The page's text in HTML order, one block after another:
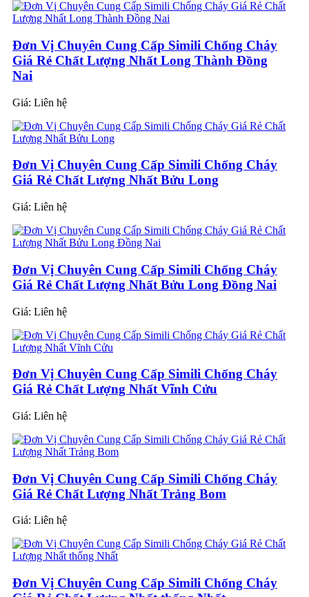
Đơn Vị Chuyên Cung Cấp Simili Chống Cháy
Giá Rẻ Chất Lượng Nhất Long Thành Đồng
Nai
Giá: Liên hệ
Đơn Vị Chuyên Cung Cấp Simili Chống Cháy
Giá Rẻ Chất Lượng Nhất Bửu Long
Giá: Liên hệ
Đơn Vị Chuyên Cung Cấp Simili Chống Cháy
Giá Rẻ Chất Lượng Nhất Bửu Long Đồng Nai
Giá: Liên hệ
Đơn Vị Chuyên Cung Cấp Simili Chống Cháy
Giá Rẻ Chất Lượng Nhất Vĩnh Cửu
Giá: Liên hệ
Đơn Vị Chuyên Cung Cấp Simili Chống Cháy
Giá Rẻ Chất Lượng Nhất Trảng Bom
Giá: Liên hệ
Đơn Vị Chuyên Cung Cấp Simili Chống Cháy